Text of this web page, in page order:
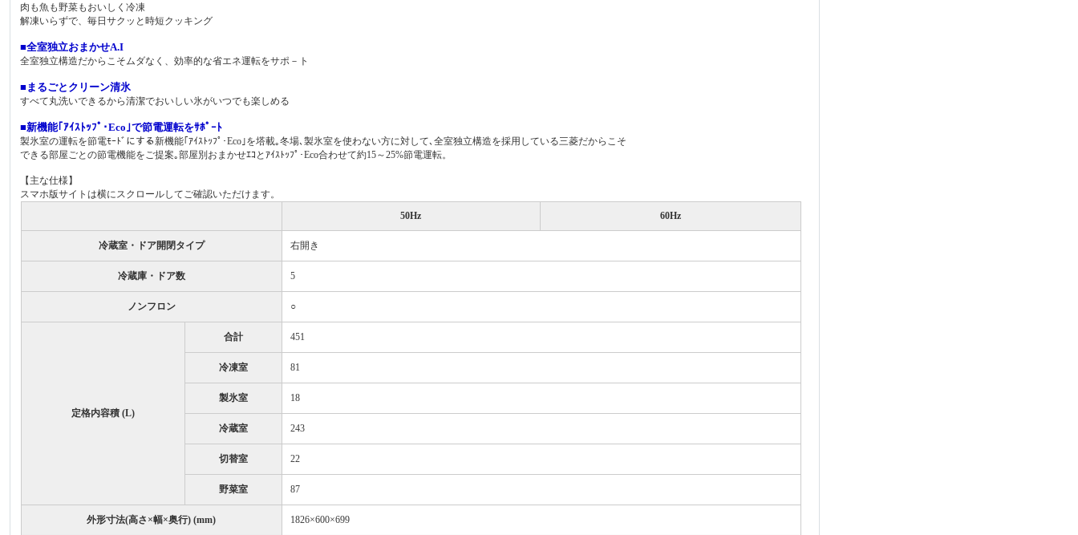
肉も魚も野菜もおいしく冷凍
解凍いらずで、毎日サクッと時短クッキング
■全室独立おまかせA.I
全室独立構造だからこそムダなく、効率的な省エネ運転をサポ－ト
■まるごとクリーン清氷
すべて丸洗いできるから清潔でおいしい氷がいつでも楽しめる
■新機能｢ｱｲｽﾄｯﾌﾟ･Eco｣で節電運転をｻﾎﾟｰﾄ
製氷室の運転を節電ﾓｰﾄﾞにする新機能｢ｱｲｽﾄｯﾌﾟ･Eco｣を塔載｡冬場､製氷室を使わない方に対して､全室独立構造を採用している三菱だからこそ
できる部屋ごとの節電機能をご提案｡部屋別おまかせｴｺとｱｲｽﾄｯﾌﾟ･Eco合わせて約15～25%節電運転。
【主な仕様】
スマホ版サイトは横にスクロールしてご確認いただけます。
50Hz
60Hz
冷蔵室・ドア開閉タイプ 右開き
冷蔵庫・ドア数 5
ノンフロン ○
定格内容積 (L)
合計 451
冷凍室 81
製氷室 18
冷蔵室 243
切替室 22
野菜室 87
外形寸法(高さ×幅×奥行) (mm) 1826×600×699